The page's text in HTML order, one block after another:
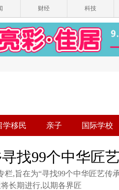
财经 科技
学移民 亲子 国际学校
找99个中华匠
栏,旨在为“寻找99个中华匠艺传
长期进行,以期各界匠